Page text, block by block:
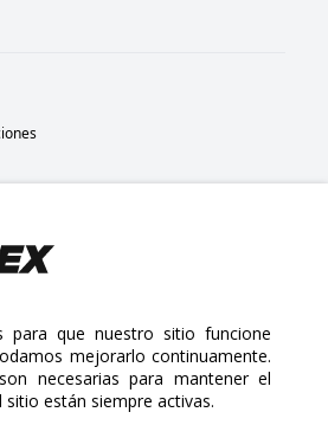
All rights reserved. Today is Viernes,
para que nuestro sitio funcione
mejorarlo continuamente.
necesarias para mantener el
están siempre activas.